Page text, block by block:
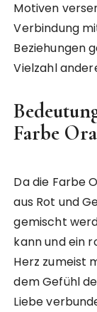
Motiven
Verbindung
Beziehungen
Vielzahl
Farbe
Da die Farbe
aus Rot und
gemischt
kann und ein
Herz zumeist
dem Gefühl
Liebe